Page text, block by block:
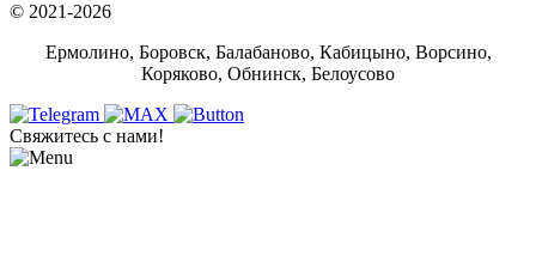
© 2021-2026
Ермолино, Боровск, Балабаново, Кабицыно, Ворсино,
Коряково, Обнинск, Белоусово
Свяжитесь с нами!